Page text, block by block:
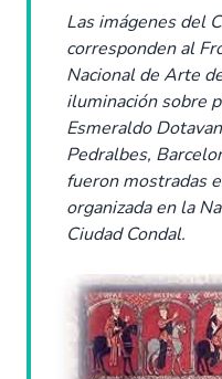
Las imágenes del
corresponden al
Nacional de Arte
iluminación sobre
Esmeraldo
Pedralbes,
fueron mostradas
organizada en la
Ciudad Condal.